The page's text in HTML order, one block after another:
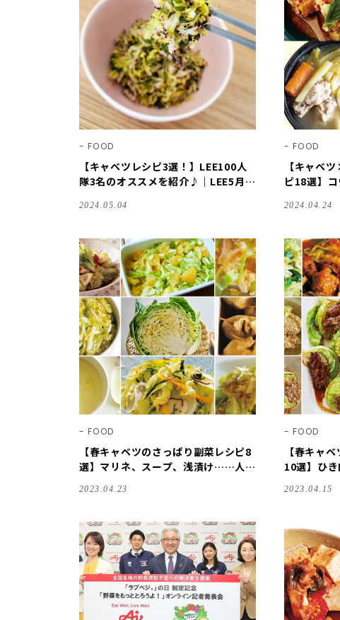
FOOD
【キャベツレシピ3選！】LEE100人
隊3名のオススメを紹介♪｜LEE5月号
2024.05.04
FOOD
【キャベ
ピ18選】
2024.04.24
FOOD
【春キャベツのさっぱり副菜レシピ8
選】マリネ、スープ、浅漬け……人気
あと一品！
2023.04.23
FOOD
【春キャ
10選】ひ
2023.04.15